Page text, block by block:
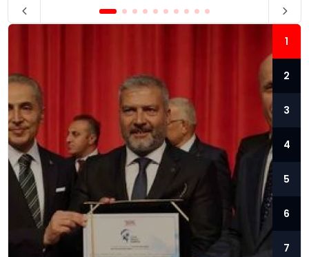
1
2
3
4
5
6
7